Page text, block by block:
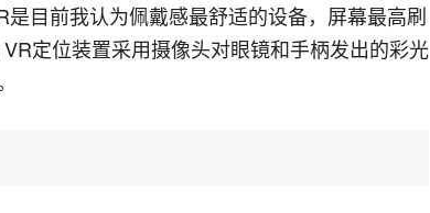
目前我认为佩戴感最舒适的设备，屏幕最高刷
定位装置采用摄像头对眼镜和手柄发出的彩光